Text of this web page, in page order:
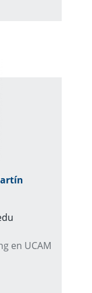
en UCAM